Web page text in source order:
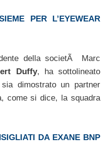
PER L’EYEWEAR
della societÃ Marc
Duffy, ha sottolineato
dimostrato un partner
come si dice, la squadra
DA EXANE BNP